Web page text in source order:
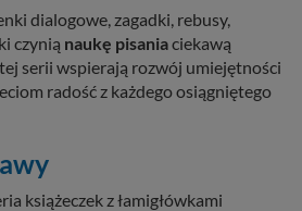
dialogowe, zagadki, rebusy,
czynią naukę pisaniaciekawą
serii wspierają rozwój umiejętności
radość z każdego osiągniętego
książeczek z łamigłówkami